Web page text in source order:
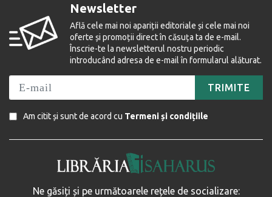
Newsletter
Află cele mai noi apariții editoriale și cele mai noi
oferte și promoții direct în căsuța ta de e-mail.
Înscrie-te la newsletterul nostru periodic
introducând adresa de e-mail în formularul alăturat.
TRIMITE
Am citit și sunt de acord cu Termeni și condițiile
Ne găsiți și pe următoarele rețele de socializare: